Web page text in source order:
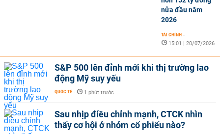
nửa đầu năm
2026
TÀI CHÍNH -
15:01 | 20/07/2026
S&P 500 lên đỉnh mới khi thị trường lao
động Mỹ suy yếu
QUỐC TẾ - 1 phút trước
Sau nhịp điều chỉnh mạnh, CTCK nhìn
thấy cơ hội ở nhóm cổ phiếu nào?